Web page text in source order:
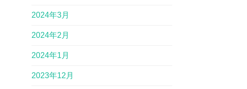
2024年3月
2024年2月
2024年1月
2023年12月